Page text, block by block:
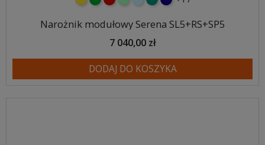
Narożnik modułowy Serena SL5+RS+SP5
7 040,00 zł
DODAJ DO KOSZYKA